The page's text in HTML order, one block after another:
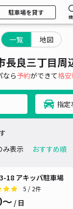
駐車場を貸す
一覧 地図
長良三丁目周
なら予約ができて格
指定
み表示
18 アキッパ駐車場
5 / 2件
/ 日